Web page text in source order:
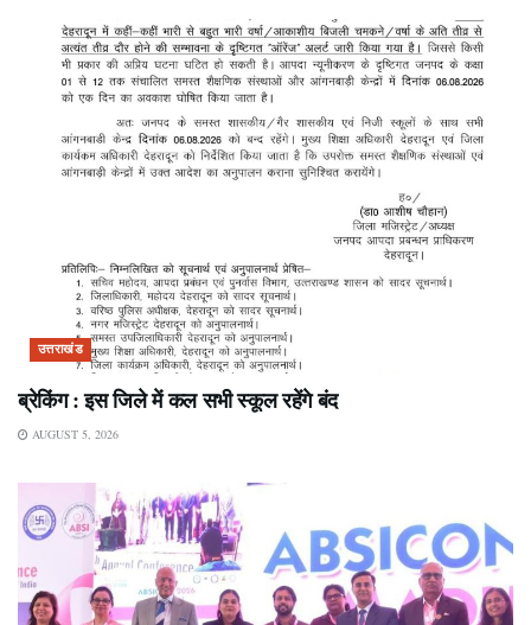
उत्तराखंड
ब्रेकिंग : इस जिले में कल सभी स्कूल रहेंगे बंद
AUGUST 5, 2026